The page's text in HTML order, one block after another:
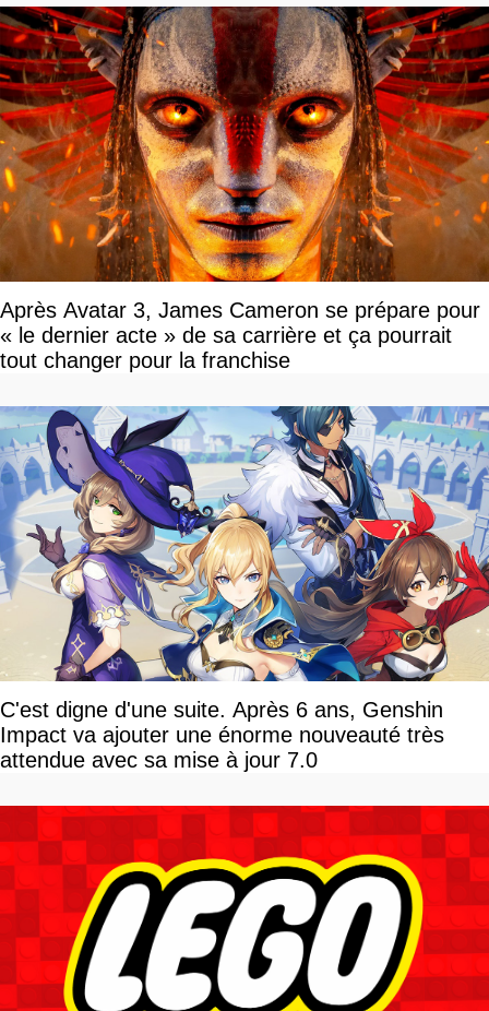
Après Avatar 3, James Cameron se prépare pour
« le dernier acte » de sa carrière et ça pourrait
tout changer pour la franchise
C'est digne d'une suite. Après 6 ans, Genshin
Impact va ajouter une énorme nouveauté très
attendue avec sa mise à jour 7.0